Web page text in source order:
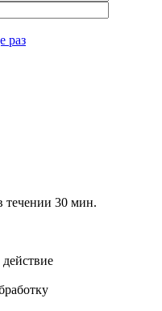
раз
течении 30 мин.